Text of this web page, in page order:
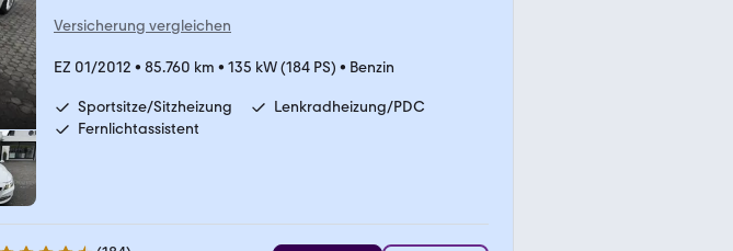
Versicherung vergleichen
EZ 01/2012 • 85.760 km • 135 kW (184 PS) • Benzin
Sportsitze/Sitzheizung
Lenkradheizung/PDC
Fernlichtassistent